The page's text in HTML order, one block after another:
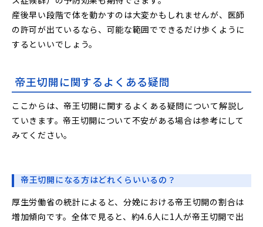
産後早い段階で体を動かすのは大変かもしれませんが、医師
の許可が出ているなら、可能な範囲でできるだけ歩くように
するといいでしょう。
帝王切開に関するよくある疑問
ここからは、帝王切開に関するよくある疑問について解説し
ていきます。帝王切開について不安がある場合は参考にして
みてください。
帝王切開になる方はどれくらいいるの？
厚生労働省の統計によると、分娩における帝王切開の割合は
増加傾向です。全体で見ると、約4.6人に1人が帝王切開で出